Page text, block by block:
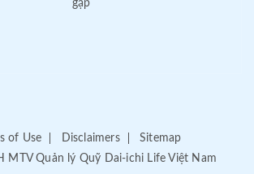
gặp
of Use Disclaimers
Sitemap
MTV Quản lý Quỹ Dai-ichi Life Việt Nam